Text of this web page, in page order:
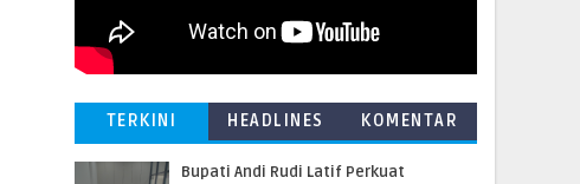
TERKINI HEADLINES KOMENTAR
Bupati Andi Rudi Latif Perkuat